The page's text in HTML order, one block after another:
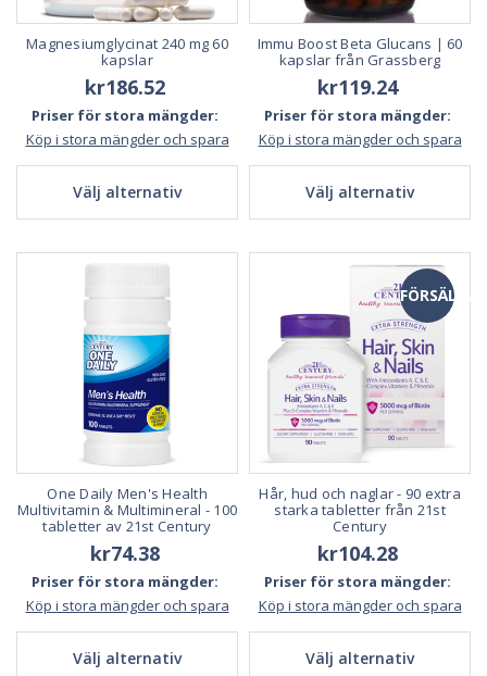
Magnesiumglycinat 240 mg 60
kapslar
kr186.52
Priser för stora mängder:
Köp i stora mängder och spara
Välj alternativ
Immu Boost Beta Glucans | 60
kapslar från Grassberg
kr119.24
Priser för stora mängder:
Köp i stora mängder och spara
Välj alternativ
One Daily Men's Health
Multivitamin & Multimineral - 100
tabletter av 21st Century
kr74.38
Priser för stora mängder:
Köp i stora mängder och spara
Välj alternativ
Hår, hud och naglar - 90 extra
starka tabletter från 21st
Century
kr104.28
Priser för stora mängder:
Köp i stora mängder och spara
Välj alternativ